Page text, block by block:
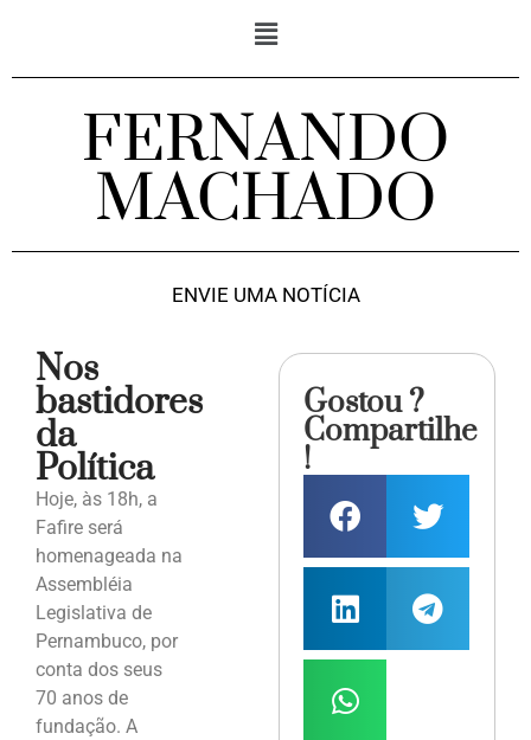
FERNANDO
MACHADO
ENVIE UMA NOTÍCIA
Nos
bastidores
da
Política
Hoje, às 18h, a
Fafire será
homenageada na
Assembléia
Legislativa de
Pernambuco, por
conta dos seus
70 anos de
fundação. A
Gostou ?
Compartilhe
!